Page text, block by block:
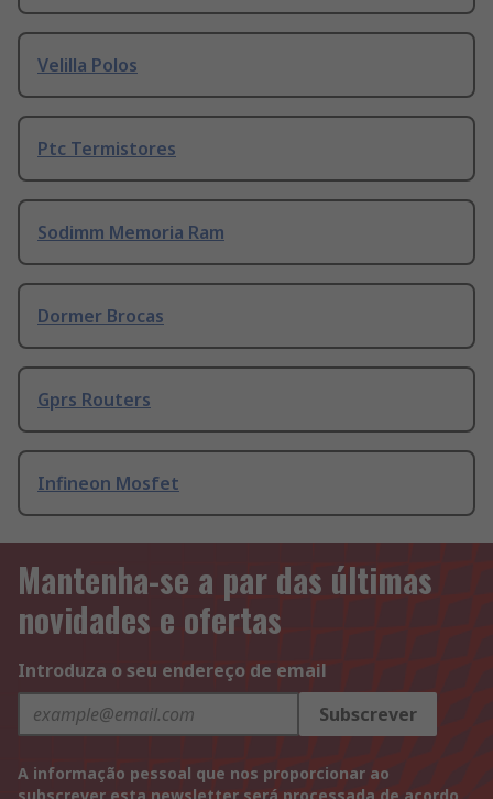
Velilla Polos
Ptc Termistores
Sodimm Memoria Ram
Dormer Brocas
Gprs Routers
Infineon Mosfet
Mantenha-se a par das últimas
novidades e ofertas
Introduza o seu endereço de email
Subscrever
A informação pessoal que nos proporcionar ao